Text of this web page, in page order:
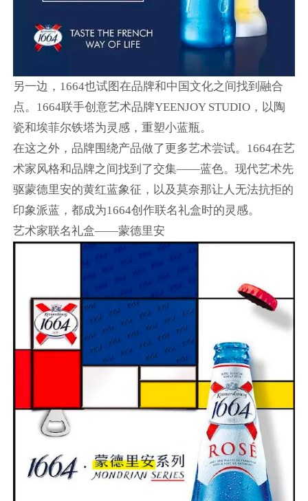
另一边，1664也试图在品牌和中国文化之间找到融合
点。1664联手创意艺术品牌YEENJOY STUDIO，以陶
瓷和埃菲尔铁塔为灵感，重塑小蓝瓶。
在这之外，品牌围绕产品做了更多艺术尝试。1664在艺
术家风格和品牌之间找到了交集——蓝色。现代艺术先
驱蒙德里安的黄红蓝象征，以及莫奈那让人无法抗拒的
印象派蓝，都成为1664创作联名礼盒时的灵感。
艺术家联名礼盒——蒙德里安